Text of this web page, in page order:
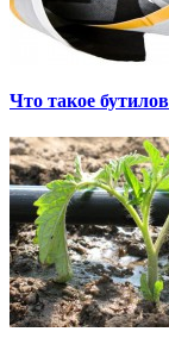
Что такое